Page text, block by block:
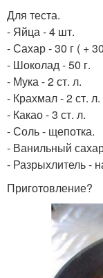
Для теста.
- Яйца - 4 шт.
- Сахар - 30 г ( +
- Шоколад - 50 г.
- Мука - 2 ст. л.
- Крахмал - 2 ст. л.
- Какао - 3 ст. л.
- Соль - щепотка.
- Ванильный
- Разрыхлитель -
Приготовление?